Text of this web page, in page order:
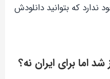
که بتوانید دانلودش
شد اما برای ایران نه؟